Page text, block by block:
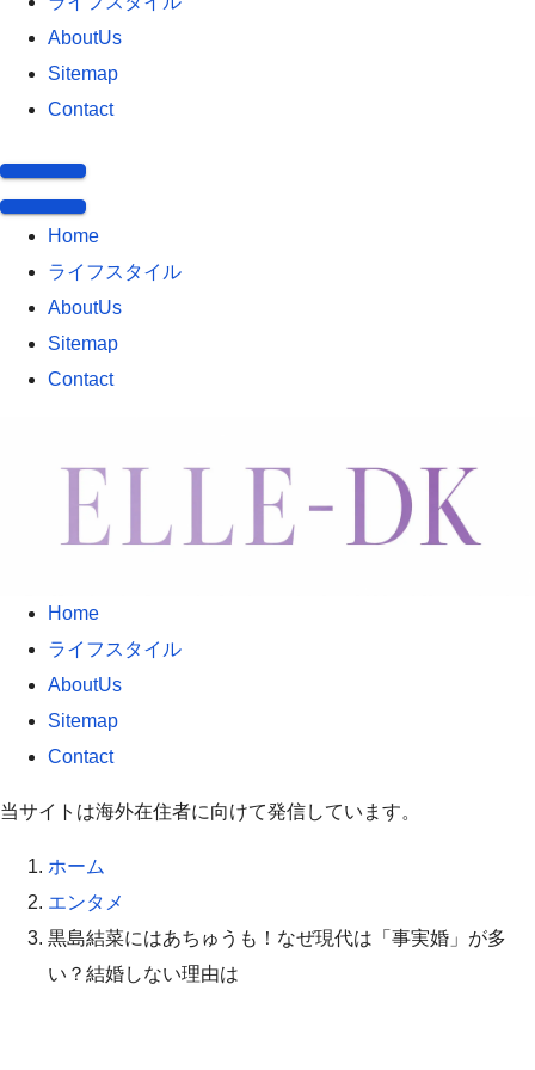
AboutUs
Sitemap
Contact
Home
ライフスタイル
AboutUs
Sitemap
Contact
Home
ライフスタイル
AboutUs
Sitemap
Contact
当サイトは海外在住者に向けて発信しています。
ホーム
エンタメ
黒島結菜にはあちゅうも！なぜ現代は「事実婚」が多
い？結婚しない理由は